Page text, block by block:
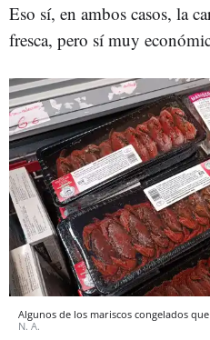
Eso sí, en ambos casos, la
fresca, pero sí muy
Algunos de los mariscos congelados
N. A.